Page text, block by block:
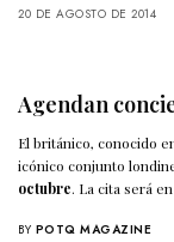
20 DE AGOSTO DE 2014
Agendan
El británico, conocido
icónico conjunto
octubre. La cita será
BY POTQ MAGAZINE